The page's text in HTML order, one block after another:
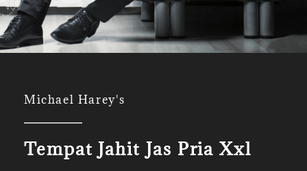
Michael Harey's
Tempat Jahit Jas Pria Xxl